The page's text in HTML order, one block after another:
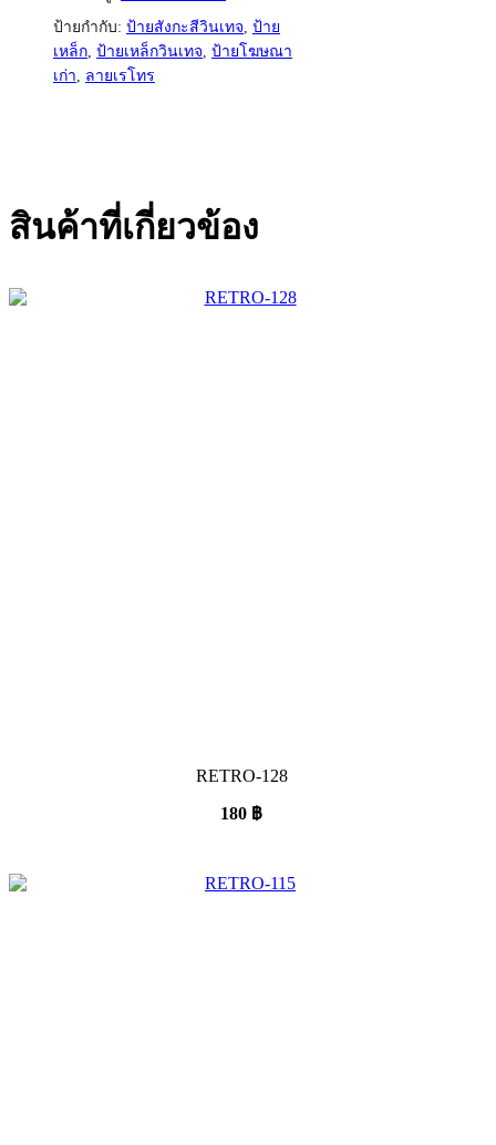
ป้ายกำกับ: ป้ายสังกะสีวินเทจ, ป้าย
เหล็ก, ป้ายเหล็กวินเทจ, ป้ายโฆษณา
เก่า, ลายเรโทร
สินค้าที่เกี่ยวข้อง
RETRO-128
180 ฿